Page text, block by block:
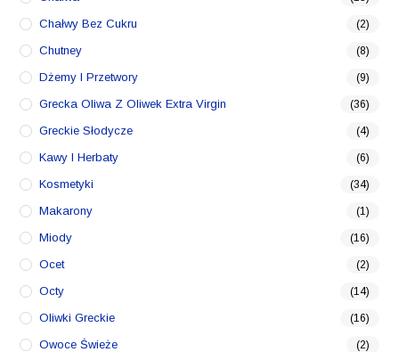
Chałwy Bez Cukru (2)
Chutney (8)
Dżemy I Przetwory (9)
Grecka Oliwa Z Oliwek Extra Virgin (36)
Greckie Słodycze (4)
Kawy I Herbaty (6)
Kosmetyki (34)
Makarony (1)
Miody (16)
Ocet (2)
Octy (14)
Oliwki Greckie (16)
Owoce Świeże (2)